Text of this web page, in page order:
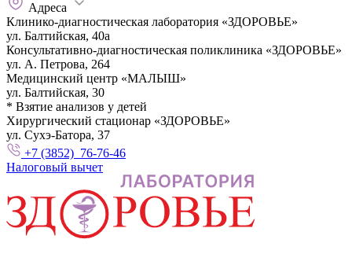
Адреса
Клинико-диагностическая лаборатория «ЗДОРОВЬЕ»
ул. Балтийская, 40а
Консультативно-диагностическая поликлиника «ЗДОРОВЬЕ»
ул. А. Петрова, 264
Медицинский центр «МАЛЫШ»
ул. Балтийская, 30
* Взятие анализов у детей
Хирургический стационар «ЗДОРОВЬЕ»
ул. Сухэ-Батора, 37
+7 (3852) 76-76-46
Налоговый вычет